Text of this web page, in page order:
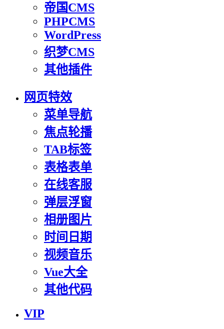
帝国CMS
PHPCMS
WordPress
织梦CMS
其他插件
网页特效
菜单导航
焦点轮播
TAB标签
表格表单
在线客服
弹层浮窗
相册图片
时间日期
视频音乐
Vue大全
其他代码
VIP